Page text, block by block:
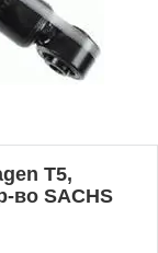
T5,
во SACHS